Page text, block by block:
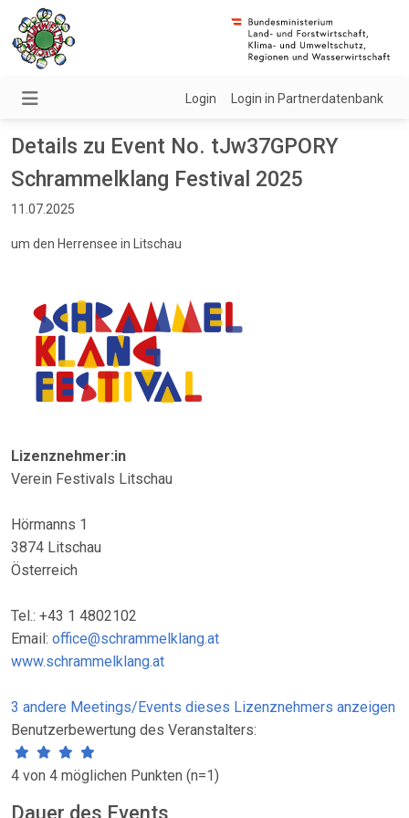
Login Login in Partnerdatenbank
Details zu Event No. tJw37GPORY
Schrammelklang Festival 2025
11.07.2025
um den Herrensee in Litschau
Lizenznehmer:in
Verein Festivals Litschau
Hörmanns 1
3874 Litschau
Österreich
Tel.: +43 1 4802102
Email: office@schrammelklang.at
www.schrammelklang.at
3 andere Meetings/Events dieses Lizenznehmers anzeigen
Benutzerbewertung des Veranstalters:
4 von 4 möglichen Punkten (n=1)
Dauer des Events